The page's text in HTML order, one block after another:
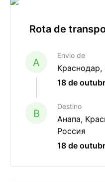
Rota de
A
Envio de
Краснодар,
18 de
B
Destino
Анапа,
Россия
18 de